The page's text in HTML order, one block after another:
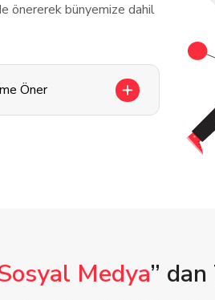
önererek bünyemize dahil
Öner
Medya”